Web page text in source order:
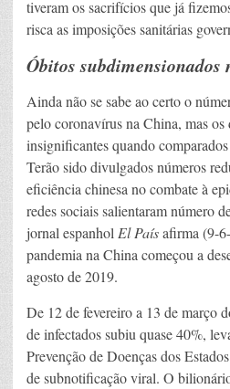
tiveram os sacrifícios que já
risca as imposições sanitárias
Óbitos subdimensionados
Ainda não se sabe ao certo o
pelo coronavírus na China, mas os
insignificantes quando
Terão sido divulgados números
eficiência chinesa no combate à
redes sociais salientaram número
jornal espanholEl Paísafirma (9-
pandemia na China começou a
agosto de 2019.
De 12 de fevereiro a 13 de março
de infectados subiu quase 40%,
Prevenção de Doenças dos
de subnotificação viral. O